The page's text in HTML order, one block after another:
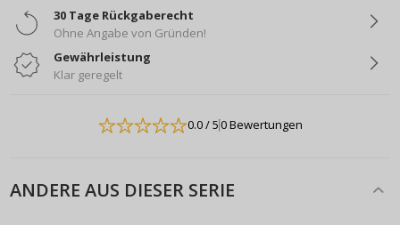
30 Tage Rückgaberecht
Ohne Angabe von Gründen!
Gewährleistung
Klar geregelt
0.0/ 50 Bewertungen
ANDERE AUS DIESER SERIE